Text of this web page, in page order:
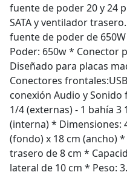
fuente de poder 20 y 24
SATA y ventilador
fuente de poder de
Poder: 650w * Conector
Diseñado para placas
Conectores
conexión Audio y
1/4 (externas) - 1 bahía 3
(interna) * Dimensiones:
(fondo) x 18 cm (ancho)
trasero de 8 cm *
lateral de 10 cm * Peso: